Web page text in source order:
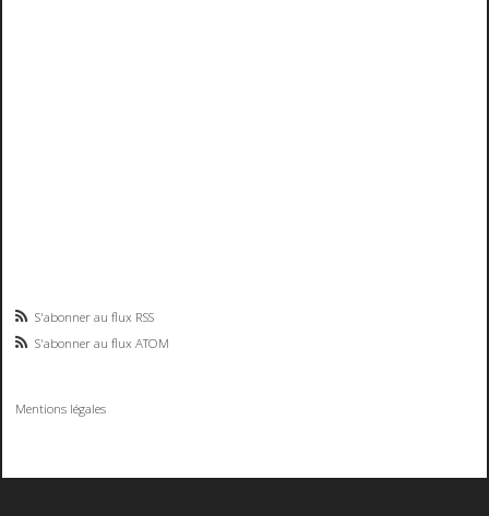
S'abonner au flux RSS
S'abonner au flux ATOM
Mentions légales